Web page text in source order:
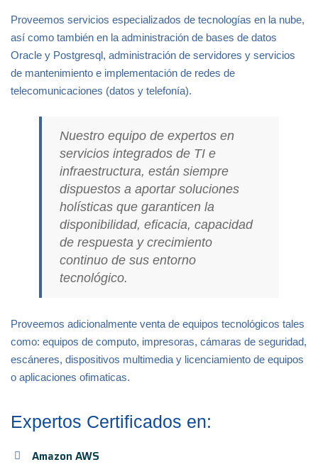
Proveemos servicios especializados de tecnologías en la nube,
así como también en la administración de bases de datos
Oracle y Postgresql, administración de servidores y servicios
de mantenimiento e implementación de redes de
telecomunicaciones (datos y telefonía).
Nuestro equipo de expertos en
servicios integrados de TI e
infraestructura, están siempre
dispuestos a aportar soluciones
holísticas que garanticen la
disponibilidad, eficacia, capacidad
de respuesta y crecimiento
continuo de sus entorno
tecnológico.
Proveemos adicionalmente venta de equipos tecnológicos tales
como: equipos de computo, impresoras, cámaras de seguridad,
escáneres, dispositivos multimedia y licenciamiento de equipos
o aplicaciones ofimaticas.
Expertos Certificados en:
Amazon AWS